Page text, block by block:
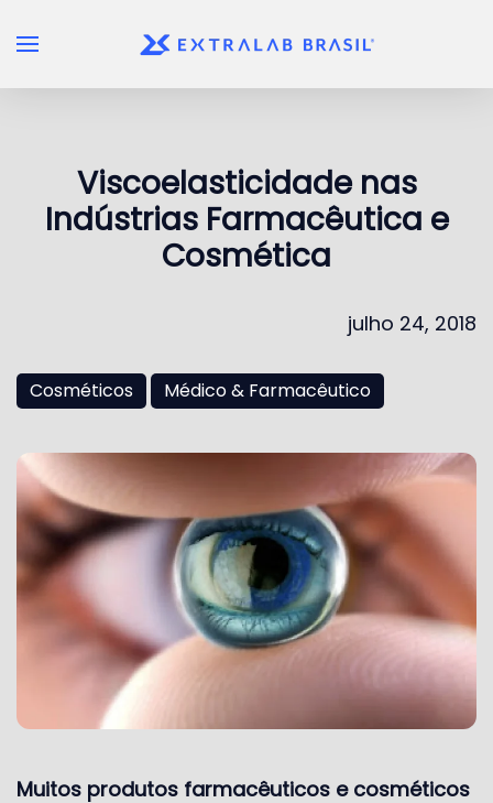
Skip to main content
Viscoelasticidade nas
Indústrias Farmacêutica e
Cosmética
julho 24, 2018
Cosméticos Médico & Farmacêutico
Muitos produtos farmacêuticos e cosméticos